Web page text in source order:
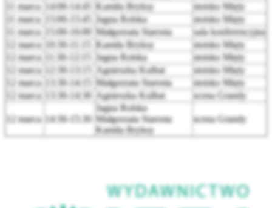
11 marca
14:00-14:45 Kamila Bryksy
stoisko Mięty
11 marca
15:00-15:45 Jagna Rolska
stoisko Mięty
11 marca
15:00-16:00 Małgorzata Starosta
sala konferencyjna
12 marca
10:30-11:15 Kamila Bryksy
stoisko Mięty
12 marca
11:30-12:15 Jagna Rolska
stoisko Mięty
12 marca
12:30-13:15 Agnieszka Kulbat
stoisko Mięty
12 marca
13:30-14:15 Małgorzata Starosta
stoisko Mięty
12 marca
13:30-14:30 Agnieszka Kulbat scena Grandy
12 marca 14:30-15:30
Jagna Rolska
Małgorzata Starosta
Kamila Bryksy
scena Grandy